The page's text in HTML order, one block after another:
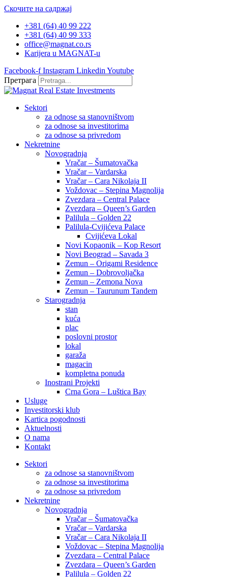
Скочите на садржај
+381 (64) 40 99 222
+381 (64) 40 99 333
office@magnat.co.rs
Karijera u MAGNAT-u
Facebook-f Instagram Linkedin Youtube
Претрага
Sektori
za odnose sa stanovništvom
za odnose sa investitorima
za odnose sa privredom
Nekretnine
Novogradnja
Vračar – Šumatovačka
Vračar – Vardarska
Vračar – Cara Nikolaja II
Voždovac – Stepina Magnolija
Zvezdara – Central Palace
Zvezdara – Queen’s Garden
Palilula – Golden 22
Palilula-Cvijićeva Palace
Cvijićeva Lokal
Novi Kopaonik – Kop Resort
Novi Beograd – Savada 3
Zemun – Origami Residence
Zemun – Dobrovoljačka
Zemun – Zemona Nova
Zemun – Taurunum Tandem
Starogradnja
stan
kuća
plac
poslovni prostor
lokal
garaža
magacin
kompletna ponuda
Inostrani Projekti
Crna Gora – Luštica Bay
Usluge
Investitorski klub
Kartica pogodnosti
Aktuelnosti
O nama
Kontakt
Sektori
za odnose sa stanovništvom
za odnose sa investitorima
za odnose sa privredom
Nekretnine
Novogradnja
Vračar – Šumatovačka
Vračar – Vardarska
Vračar – Cara Nikolaja II
Voždovac – Stepina Magnolija
Zvezdara – Central Palace
Zvezdara – Queen’s Garden
Palilula – Golden 22